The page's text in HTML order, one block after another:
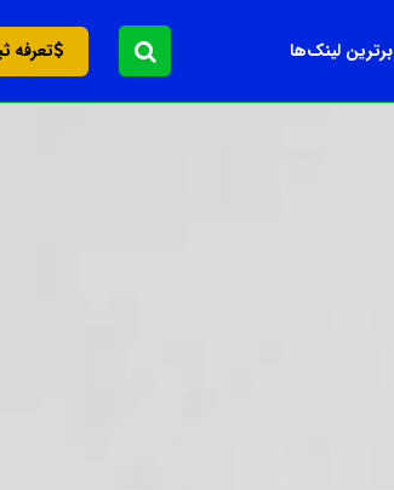
برترین لینک‌ها تعرفه